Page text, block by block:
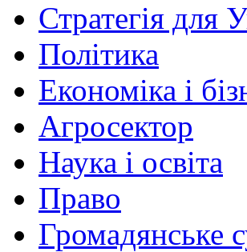
Стратегія для
Політика
Економіка і
Агросектор
Наука і освіта
Право
Громадянське